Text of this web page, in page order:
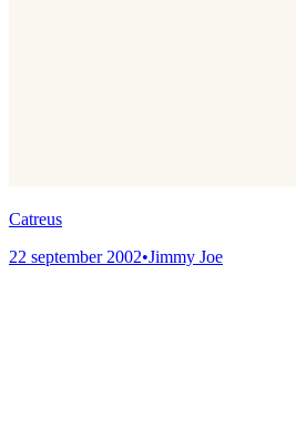
Catreus
22 september 2002•Jimmy Joe